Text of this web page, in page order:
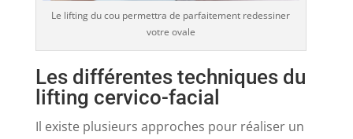
Le lifting du cou permettra de parfaitement redessiner
votre ovale
Les différentes techniques du
lifting cervico-facial
Il existe plusieurs approches pour réaliser un